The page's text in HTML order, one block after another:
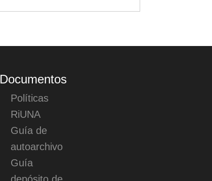
Documentos
Políticas
RiUNA
Guía de
autoarchivo
Guía
depósito de